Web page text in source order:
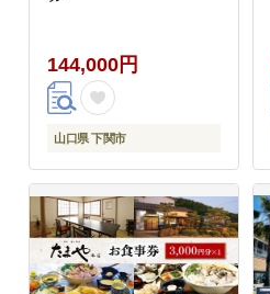
144,000円
山口県 下関市